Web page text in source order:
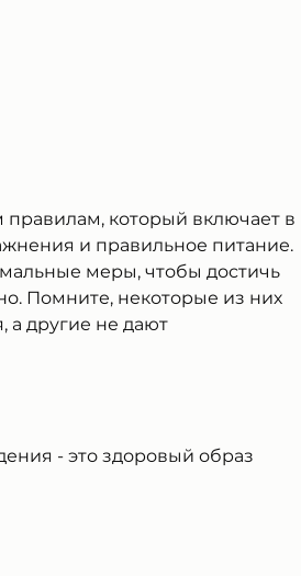
и правильное питание.
меры, чтобы достичь
Помните, некоторые из них
а другие не дают
- это здоровый образ